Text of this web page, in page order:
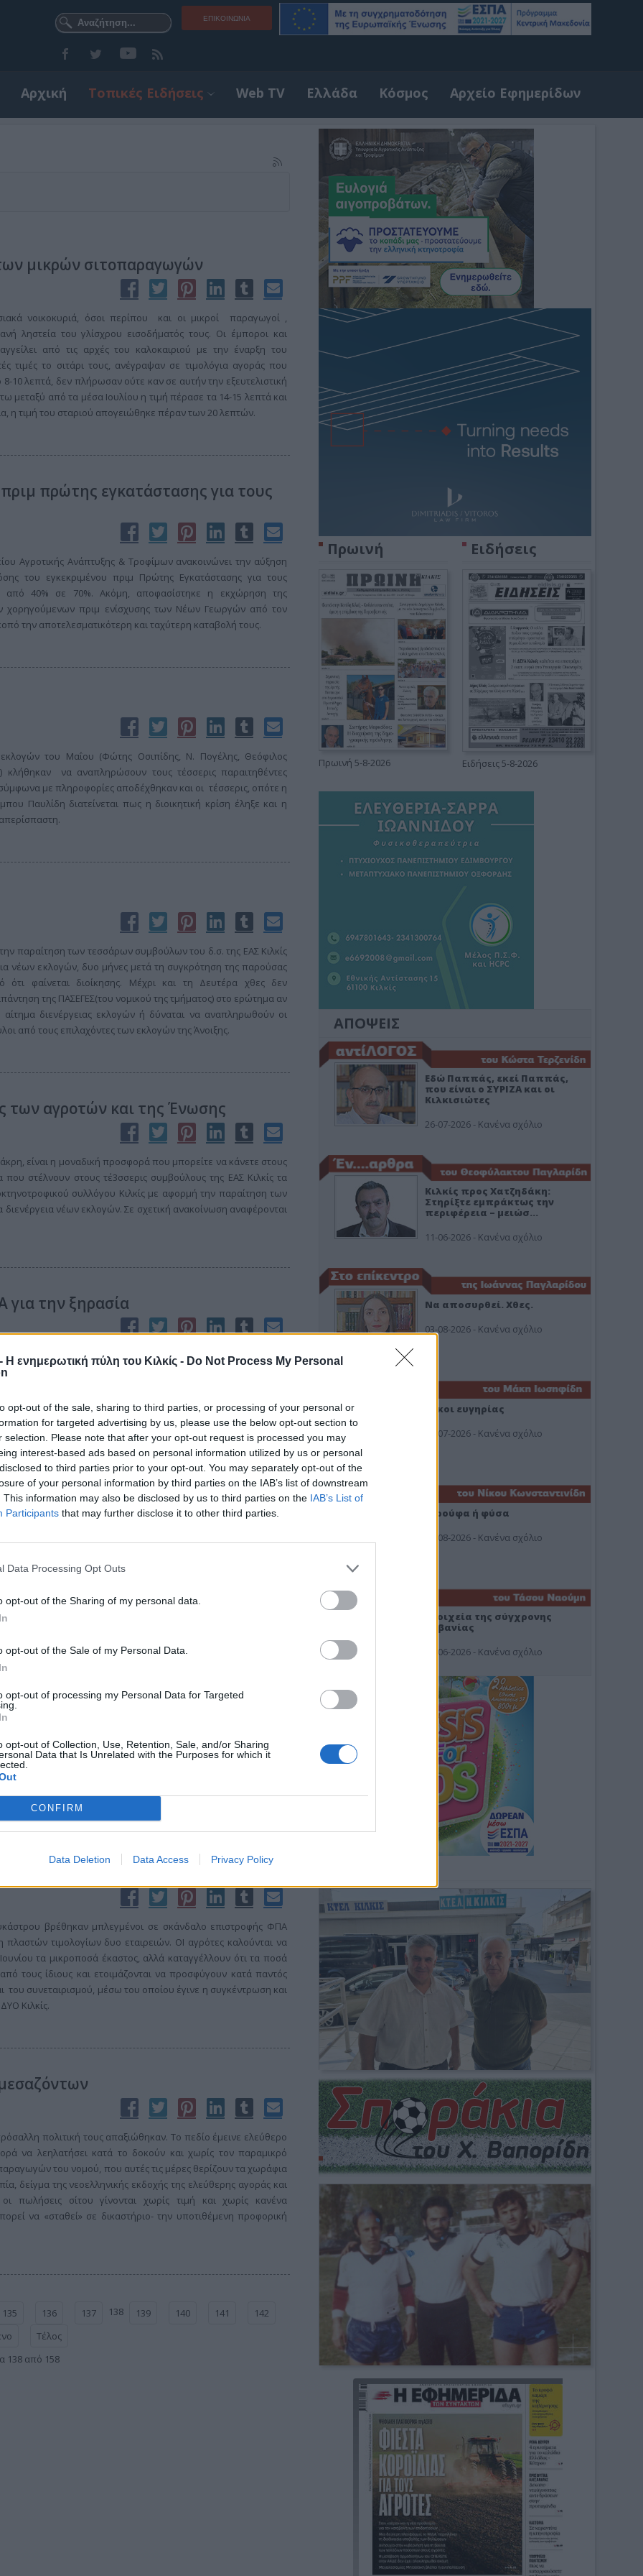
Η ενημερωτική πύλη του Κιλκίς - Do Not Process My Personal
opt-out of the sale, sharing to third parties, or processing of your personal or
for targeted advertising by us, please use the below opt-out section to
selection. Please note that after your opt-out request is processed you may
interest-based ads based on personal information utilized by us or personal
to third parties prior to your opt-out. You may separately opt-out of the
of your personal information by third parties on the IAB’s list of downstream
This information may also be disclosed by us to third parties on the IAB’s List of
Participants that may further disclose it to other third parties.
Data Processing Opt Outs
opt-out of the Sharing of my personal data.
opt-out of the Sale of my Personal Data.
opt-out of processing my Personal Data for Targeted
opt-out of Collection, Use, Retention, Sale, and/or Sharing
Data that Is Unrelated with the Purposes for which it
CONFIRM
Data Deletion Data Access Privacy Policy
ΕΠΙΚΟΙΝΩΝΊΑ
Αρχική Τοπικές Ειδήσεις Web TV Ελλάδα Κόσμος Αρχείο Εφημερίδων
μικρών σιτοπαραγωγών
νοικοκυριά, όσοι περίπου και οι μικροί παραγωγοί ,
ληστεία του γλίσχρου εισοδήματός τους. Οι έμποροι και
από τις αρχές του καλοκαιριού με την έναρξη του
τιμές το σιτάρι τους, ανέγραψαν σε τιμολόγια αγοράς που
10 λεπτά, δεν πλήρωσαν ούτε καν σε αυτήν την εξευτελιστική
μεταξύ από τα μέσα Ιουλίου η τιμή πέρασε τα 14-15 λεπτά και
η τιμή του σταριού απογειώθηκε πέραν των 20 λεπτών.
πρώτης εγκατάστασης για τους
Αγροτικής Ανάπτυξης & Τροφίμων ανακοινώνει την αύξηση
του εγκεκριμένου πριμ Πρώτης Εγκατάστασης για τους
από 40% σε 70%. Ακόμη, αποφασίστηκε η εκχώρηση της
χορηγούμενων πριμ ενίσχυσης των Νέων Γεωργών από τον
την αποτελεσματικότερη και ταχύτερη καταβολή τους.
εκλογών του Μαΐου (Φώτης Οσιπίδης, Ν. Πογέλης, Θεόφιλος
κλήθηκαν να αναπληρώσουν τους τέσσερις παραιτηθέντες
με πληροφορίες αποδέχθηκαν και οι τέσσερις, οπότε η
Παυλίδη διατείνεται πως η διοικητική κρίση έληξε και η
παραίτηση των τεσσάρων συμβούλων του δ.σ. της ΕΑΣ Κιλκίς
νέων εκλογών, δυο μήνες μετά τη συγκρότηση της παρούσας
ότι φαίνεται διοίκησης. Μέχρι και τη Δευτέρα χθες δεν
της ΠΑΣΕΓΕΣ(του νομικού της τμήματος) στο ερώτημα αν
αίτημα διενέργειας εκλογών ή δύναται να αναπληρωθούν οι
από τους επιλαχόντες των εκλογών της Άνοιξης.
των αγροτών και της Ένωσης
άκρη, είναι η μοναδική προσφορά που μπορείτε να κάνετε στους
που στέλνουν στους τέ3σσερις συμβούλους της ΕΑΣ Κιλκίς τα
συλλόγου Κιλκίς με αφορμή την παραίτηση των
διενέργεια νέων εκλογών. Σε σχετική ανακοίνωση αναφέρονται
για την ξηρασία
συνολικού ύψους 4.396.071 ευρώ προς 3930 αγρότες
τις επόμενες ημέρες ο ΕΛΓΑ. Ειδικότερα:
Κιλκίς τέλος δεν έχει και δυο μήνες μετά τη
αφού τα περισσότερα μέλη ήταν και μέλη της προ της
ομαδικά και ζητούν την προκήρυξη νέων εκλογών!
μη επίλυση των προβλημάτων ψηφιοποίησης των δηλώσεων,
από τους τρεις συμβούλους που απόμειναν στη διοίκηση
θύματα του σκανδάλου με το
οι αγρότες της περιοχής Πολυκάστρου, οι οποίοι έπεσαν
80 αγρότες συγκεντρώθηκαν το βράδυ της Δευτέρας στο
όλες τις πτυχές της υπόθεσης.
αγρότες και συνεταιρισμός
βρέθηκαν μπλεγμένοι σε σκάνδαλο επιστροφής ΦΠΑ
τιμολογίων δυο εταιρειών. ΟΙ αγρότες καλούνται να
τα μικροποσά έκαστος, αλλά καταγγέλλουν ότι τα ποσά
τους ίδιους και ετοιμάζονται να προσφύγουν κατά παντός
του συνεταιρισμού, μέσω του οποίου έγινε η συγκέντρωση και
Κιλκίς.
πολιτική τους απαξιώθηκαν. Το πεδίο έμεινε ελεύθερο
να λεηλατήσει κατά το δοκούν και χωρίς τον παραμικρό
του νομού, που αυτές τις μέρες θερίζουν τα χωράφια
δείγμα της νεοελληνικής εκδοχής της ελεύθερης αγοράς και
πωλήσεις σίτου γίνονται χωρίς τιμή και χωρίς κανένα
να «σταθεί» σε δικαστήριο- την υποτιθέμενη προφορική
135 136 137 138 139 140 141
142
Τέλος
138 από 158
Πρωινή
Πρωινή 5-8-2026
Ειδήσεις
Ειδήσεις 5-8-2026
ΑΠΟΨΕΙΣ
Εδώ Παππάς, εκεί Παππάς,
που είναι ο ΣΥΡΙΖΑ και οι
Κιλκισιώτες
26-07-2026 - Κανένα σχόλιο
Κιλκίς προς Χατζηδάκη:
Στηρίξτε εμπράκτως την
περιφέρεια – μειώσ…
11-06-2026 - Κανένα σχόλιο
Να αποσυρθεί. Χθες.
03-08-2026 - Κανένα σχόλιο
Οίκοι ευγηρίας
24-07-2026 - Κανένα σχόλιο
Ή ρούφα ή φύσα
03-08-2026 - Κανένα σχόλιο
Στοιχεία της σύγχρονης
Αλβανίας
19-06-2026 - Κανένα σχόλιο